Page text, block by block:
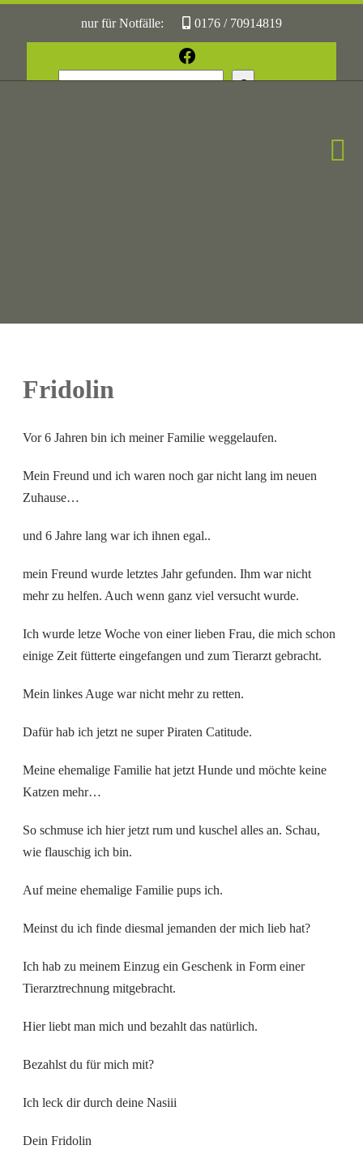
nur für Notfälle: 0176 / 70914819
05361 / 3070775
Facebook
Fridolin
Vor 6 Jahren bin ich meiner Familie weggelaufen.
Mein Freund und ich waren noch gar nicht lang im neuen
Zuhause…
und6 Jahre lang war ich ihnen egal..
mein Freund wurde letztes Jahr gefunden. Ihm war nicht
mehr zu helfen. Auch wenn ganz viel versucht wurde.
Ich wurde letze Woche von einer lieben Frau, die mich schon
einige Zeit fütterte eingefangen und zum Tierarzt gebracht.
Mein linkes Auge war nicht mehr zu retten.
Dafür hab ich jetzt ne super Piraten Catitude.
Meine ehemalige Familie hat jetzt Hunde und möchte keine
Katzen mehr…
So schmuse ich hier jetzt rum und kuschel alles an. Schau,
wie flauschig ich bin.
Auf meine ehemalige Familie pups ich.
Meinst du ich finde diesmal jemanden der mich lieb hat?
Ich hab zu meinem Einzug ein Geschenk in Form einer
Tierarztrechnung mitgebracht.
Hier liebt man mich und bezahlt das natürlich.
Bezahlst du für mich mit?
Ich leck dir durch deine Nasiii
Dein Fridolin